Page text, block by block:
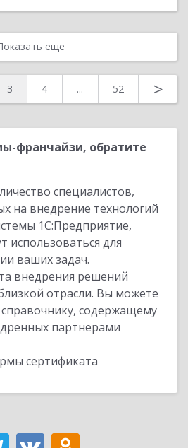
еще
3 4 ... 52 >
франчайзи, обратите
специалистов,
на внедрение технологий
1С:Предприятие,
использоваться для
ваших задач.
внедрения решений
отрасли. Вы можете
справочнику, содержащему
партнерами
сертификата